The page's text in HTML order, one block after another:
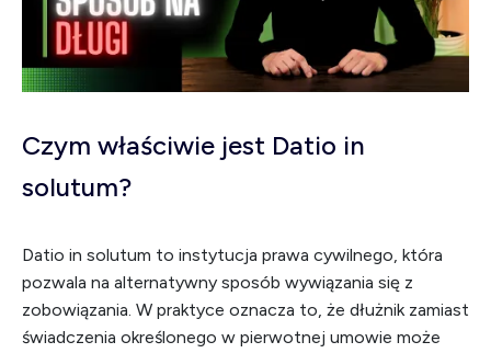
Czym właściwie jest Datio in
solutum?
Datio in solutum to instytucja prawa cywilnego, która
pozwala na alternatywny sposób wywiązania się z
zobowiązania. W praktyce oznacza to, że dłużnik zamiast
świadczenia określonego w pierwotnej umowie może